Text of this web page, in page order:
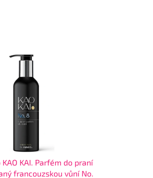
KAI. Parfém do praní
francouzskou vůní No.